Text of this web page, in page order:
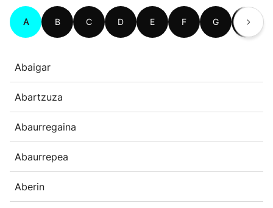
A B C D E F G H
Abaigar
Abartzuza
Abaurregaina
Abaurrepea
Aberin